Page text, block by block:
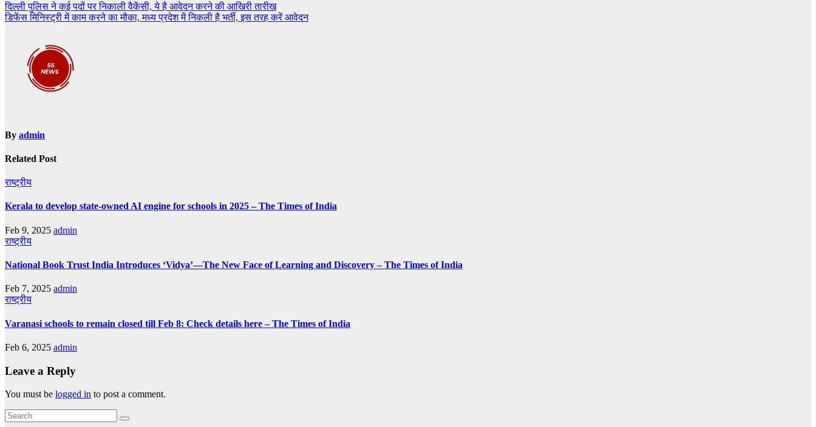
Post
navigation
दिल्ली पुलिस ने कई पदों पर निकाली वैकेंसी, ये है आवेदन करने की आखिरी तारीख
डिफेंस मिनिस्ट्री में काम करने का मौका, मध्य प्रदेश में निकली है भर्ती, इस तरह करें आवेदन
By admin
Related Post
राष्ट्रीय
Kerala to develop state-owned AI engine for schools in 2025 – The Times of India
Feb 9, 2025 admin
राष्ट्रीय
National Book Trust India Introduces ‘Vidya’—The New Face of Learning and Discovery – The Times of India
Feb 7, 2025 admin
राष्ट्रीय
Varanasi schools to remain closed till Feb 8: Check details here – The Times of India
Feb 6, 2025 admin
Leave a Reply
You must be logged in to post a comment.